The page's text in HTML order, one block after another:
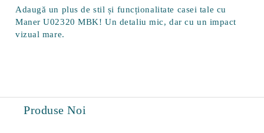
Adaugă un plus de stil și funcționalitate casei tale cu
Maner U02320 MBK! Un detaliu mic, dar cu un impact
vizual mare.
Produse Noi